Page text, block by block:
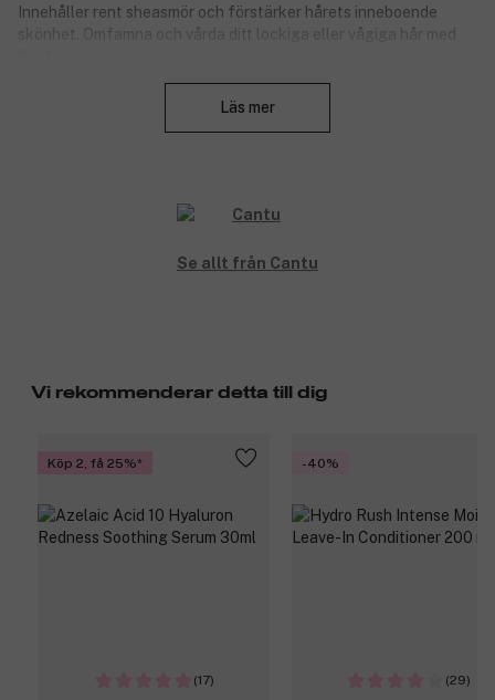
nnehåller rent sheasmör och förstärker hårets inneboende
skönhet. Omfamna och vårda ditt lockiga eller vågiga hår med
Fräschar upp lockarna.
3147930
Läs mer
Se allt från Cantu
Vi rekommenderar detta till dig
Köp 2, få 25%
(17)
-40%
(29)